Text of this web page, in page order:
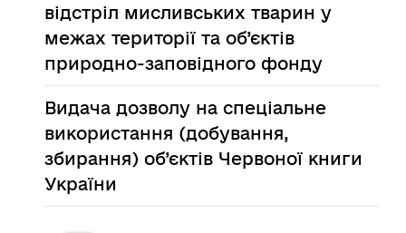
відстріл мисливських тварин у
межах території та об’єктів
природно-заповідного фонду
Видача дозволу на спеціальне
використання (добування,
збирання) об’єктів Червоної книги
України